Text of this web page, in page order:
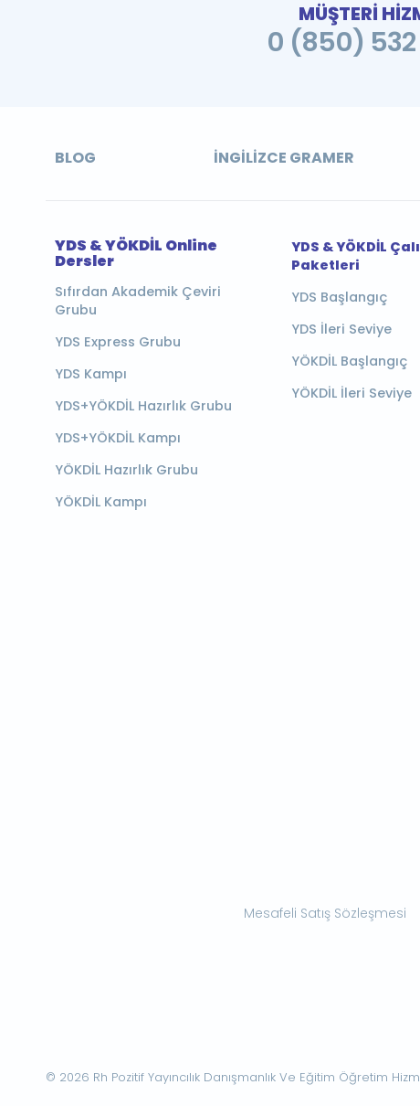
MÜŞTERİ
0 (850) 532
BLOG İNGILIZCE GRAMER
YDS & YÖKDİL Online
Dersler
Sıfırdan Akademik Çeviri
Grubu
YDS Express Grubu
YDS Kampı
YDS+YÖKDİL Hazırlık Grubu
YDS+YÖKDİL Kampı
YÖKDİL Hazırlık Grubu
YÖKDİL Kampı
YDS & YÖKDİL
Paketleri
YDS Başlangıç
YDS İleri Seviye
YÖKDİL Başlangıç
YÖKDİL İleri Seviye
Mesafeli Satış Sözleşmesi
© 2026 Rh Pozitif Yayıncılık Danışmanlık Ve Eğitim Öğretim